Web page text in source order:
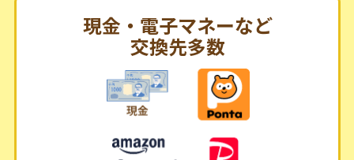
現金・電子マネーなど
交換先多数